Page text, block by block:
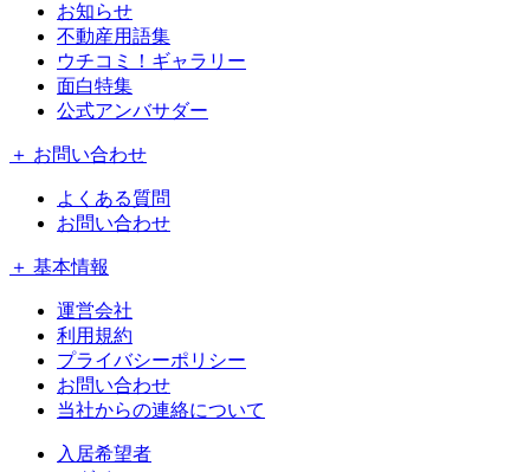
お知らせ
不動産用語集
ウチコミ！ギャラリー
面白特集
公式アンバサダー
＋ お問い合わせ
よくある質問
お問い合わせ
＋ 基本情報
運営会社
利用規約
プライバシーポリシー
お問い合わせ
当社からの連絡について
入居希望者